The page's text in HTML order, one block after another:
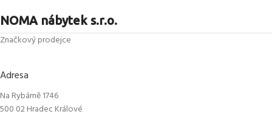
NOMA nábytek s.r.o.
Značkový prodejce
Adresa
Na Rybárně 1746
500 02 Hradec Králové